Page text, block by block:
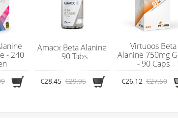
- 240
Amacx Beta Alanine
- 90 Tabs
€28,45 €29,95
Virtuoos Beta
Alanine 750mg
- 90 Caps
€26,12 €27,50